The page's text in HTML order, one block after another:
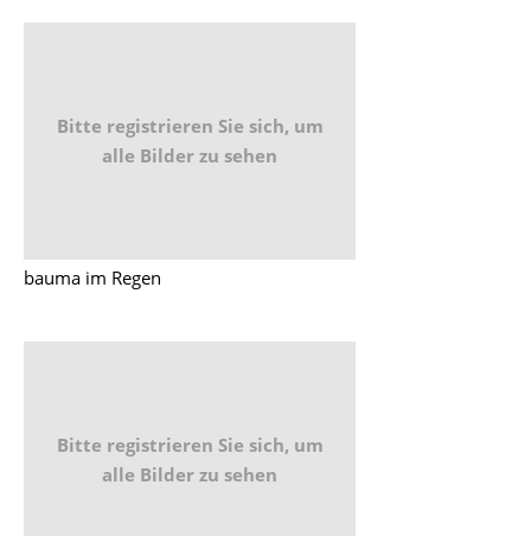
Bitte registrieren Sie sich, um
alle Bilder zu sehen
bauma im Regen
Bitte registrieren Sie sich, um
alle Bilder zu sehen